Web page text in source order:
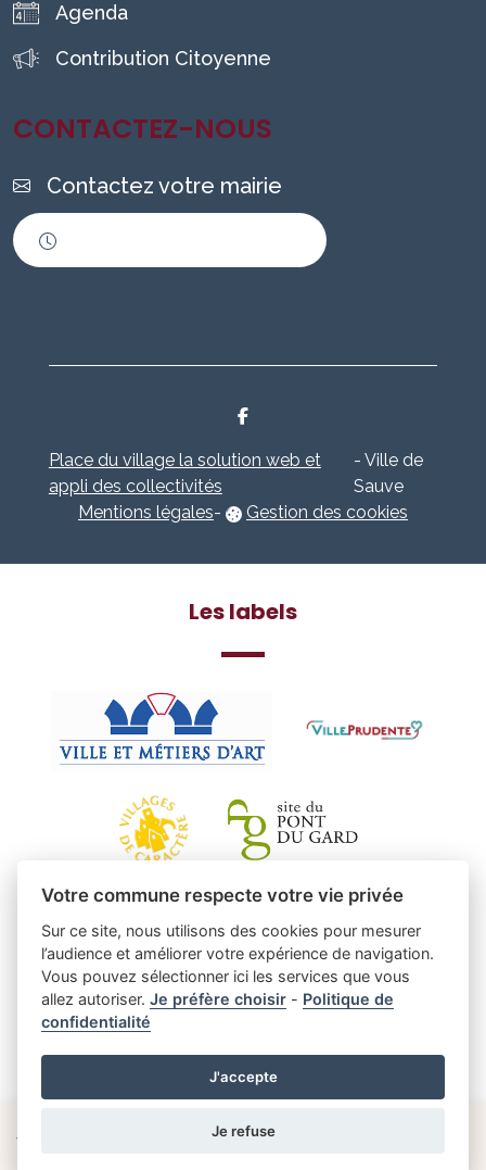
Agenda
Contribution Citoyenne
CONTACTEZ-NOUS
Contactez votre mairie
Place du village la solution web et
appli des collectivités
- Ville de
Sauve
Mentions légales- Gestion des cookies
Les labels
Votre commune respecte votre vie privée
Sur ce site, nous utilisons des cookies pour mesurer
l’audience et améliorer votre expérience de navigation.
Vous pouvez sélectionner ici les services que vous
allez autoriser.Je préfère choisir - Politique de
confidentialité
J'accepte
Je refuse